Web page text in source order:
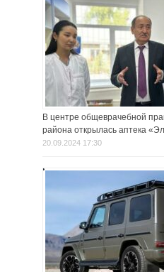
В центре общеврачебной
района открылась аптека
20.09.2024 17:30